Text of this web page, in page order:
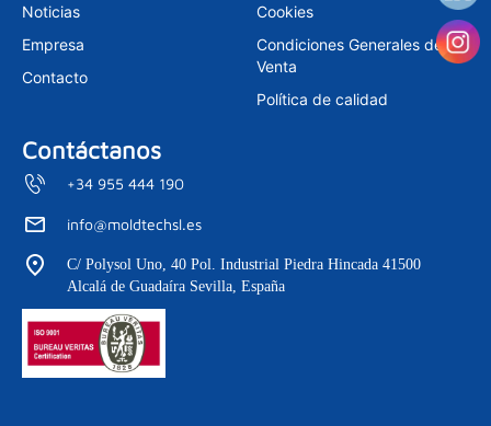
Noticias
Empresa
Contacto
Cookies
Condiciones Generales de
Venta
Política de calidad
Contáctanos
+34 955 444 190
info@moldtechsl.es
C/ Polysol Uno, 40 Pol. Industrial Piedra Hincada 41500
Alcalá de Guadaíra Sevilla, España